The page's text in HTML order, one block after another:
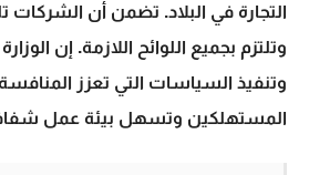
التجارة في البلاد. تضمن أن الشركات
وتلتزم بجميع اللوائح اللازمة. إن
وتنفيذ السياسات التي تعزز
المستهلكين وتسهل بيئة عمل